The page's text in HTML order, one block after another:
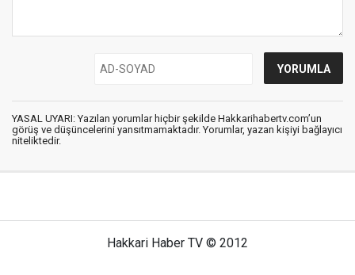
YASAL UYARI: Yazılan yorumlar hiçbir şekilde Hakkarihabertv.com’un
görüş ve düşüncelerini yansıtmamaktadır. Yorumlar, yazan kişiyi bağlayıcı
niteliktedir.
Hakkari Haber TV © 2012